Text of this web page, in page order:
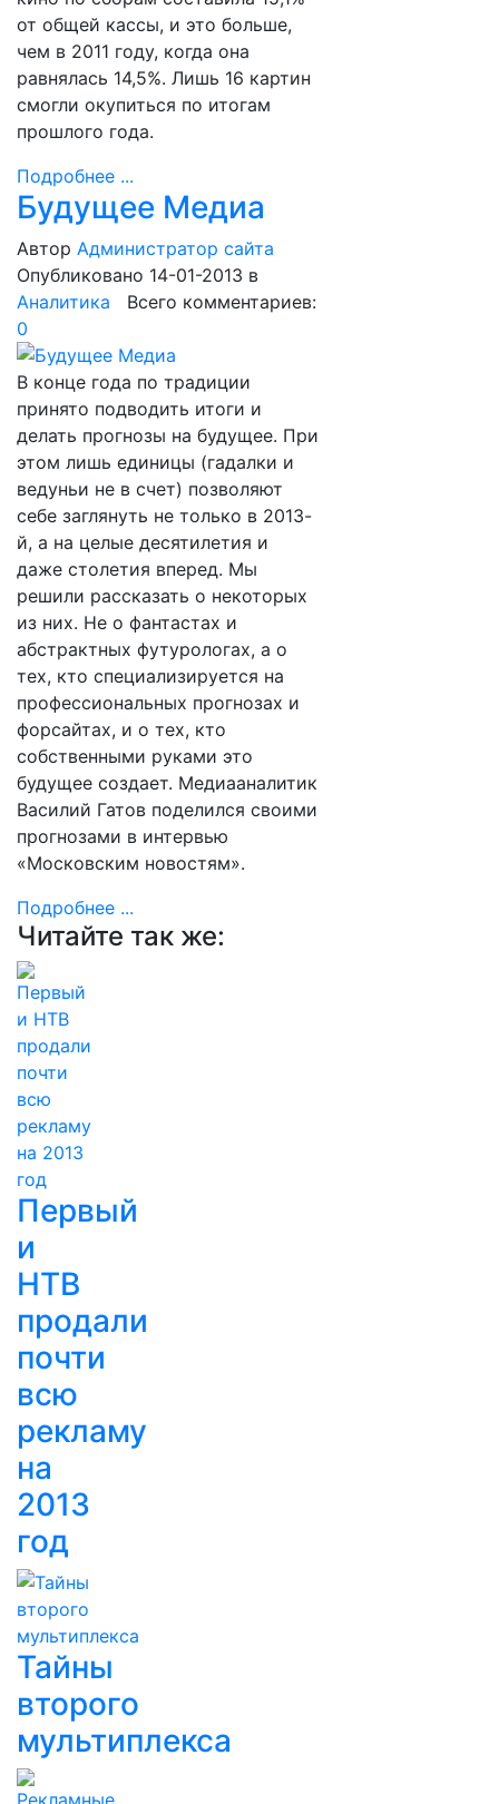
от общей кассы, и это больше,
чем в 2011 году, когда она
равнялась 14,5%. Лишь 16 картин
смогли окупиться по итогам
прошлого года.
Подробнее ...
Будущее Медиа
Автор Администратор сайта
Опубликовано 14-01-2013 в
Аналитика Всего комментариев:
0
В конце года по традиции
принято подводить итоги и
делать прогнозы на будущее. При
этом лишь единицы (гадалки и
ведуньи не в счет) позволяют
себе заглянуть не только в 2013-
й, а на целые десятилетия и
даже столетия вперед. Мы
решили рассказать о некоторых
из них. Не о фантастах и
абстрактных футурологах, а о
тех, кто специализируется на
профессиональных прогнозах и
форсайтах, и о тех, кто
собственными руками это
будущее создает. Медиааналитик
Василий Гатов поделился своими
прогнозами в интервью
«Московским новостям».
Подробнее ...
Читайте так же:
Первый
и
НТВ
продали
почти
всю
рекламу
на
2013
год
Тайны
второго
мультиплекса